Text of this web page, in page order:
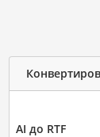
AI до RTF